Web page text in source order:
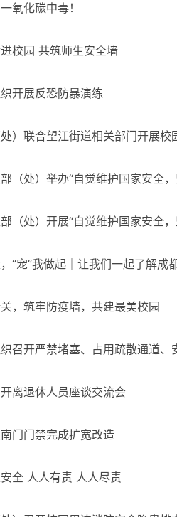
氧化碳中毒！
校园 共筑师生安全墙
开展反恐防暴演练
）联合望江街道相关部门开展校
（处）举办“自觉维护国家安全
（处）开展“自觉维护国家安全
“宠”我做起｜让我们一起了解成
，筑牢防疫墙，共建最美校园
召开严禁堵塞、占用疏散通道、
离退休人员座谈交流会
门门禁完成扩宽改造
全 人人有责 人人尽责